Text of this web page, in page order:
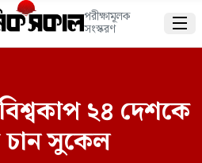
পরীক্ষামূলক
সংস্করণ 
বিশ্বকাপ ২৪ দেশকে
চান সুকেল